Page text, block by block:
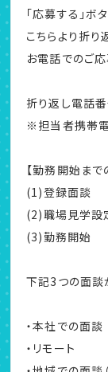
「応募する」ボ
こちらより折り
お電話でのご応
折り返し電話
※担当者携帯電
【勤務開始まで
(1)登録面談
(2)職場見学設
(3)勤務開始
下記3つの面談
・本社での面談
・リモート